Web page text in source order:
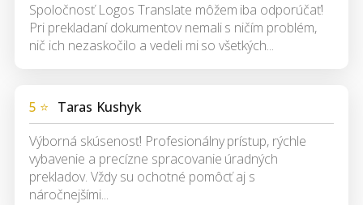
Spoločnosť Logos Translate môžem iba odporúčať!
Pri prekladaní dokumentov nemali s ničím problém,
nič ich nezaskočilo a vedeli mi so všetkých...
5 ⭐ Taras Kushyk
Výborná skúsenosť! Profesionálny prístup, rýchle
vybavenie a precízne spracovanie úradných
prekladov. Vždy su ochotné pomôcť aj s
náročnejšími...